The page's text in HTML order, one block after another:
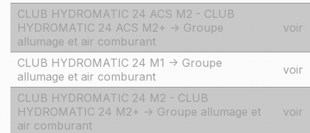
CLUB HYDROMATIC 24 ACS M2 - CLUB
HYDROMATIC 24 ACS M2+ -> Groupe
allumage et air comburant
voir
CLUB HYDROMATIC 24 M1 -> Groupe
allumage et air comburant
voir
CLUB HYDROMATIC 24 M2 - CLUB
HYDROMATIC 24 M2+ -> Groupe allumage et
air comburant
voir